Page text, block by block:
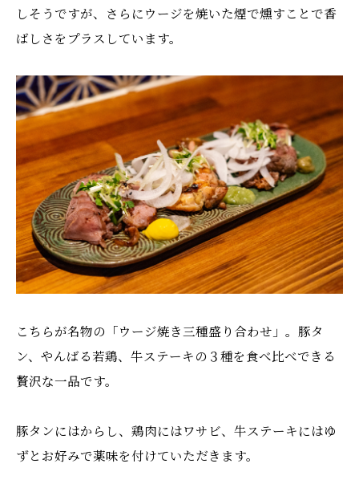
しそうですが、さらにウージを焼いた煙で燻すことで香
ばしさをプラスしています。
こちらが名物の「ウージ焼き三種盛り合わせ」。豚タ
ン、やんばる若鶏、牛ステーキの３種を食べ比べできる
贅沢な一品です。
豚タンにはからし、鶏肉にはワサビ、牛ステーキにはゆ
ずとお好みで薬味を付けていただきます。